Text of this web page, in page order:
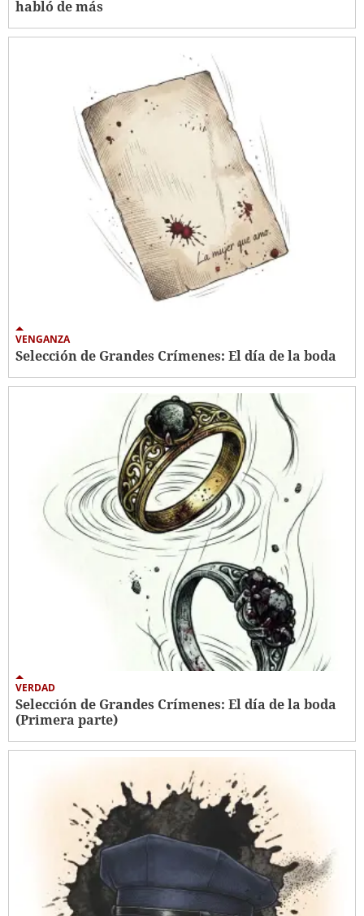
habló de más
VENGANZA
Selección de Grandes Crímenes: El día de la boda
VERDAD
Selección de Grandes Crímenes: El día de la boda
(Primera parte)